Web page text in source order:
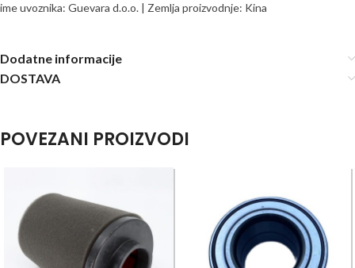
ime uvoznika: Guevara d.o.o. | Zemlja proizvodnje: Kina
Dodatne informacije
DOSTAVA
POVEZANI PROIZVODI